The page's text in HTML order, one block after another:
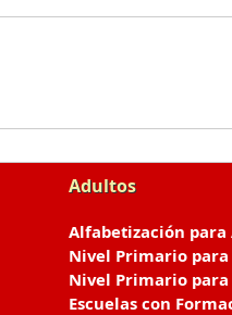
Adultos
Alfabetización para
Nivel Primario
Nivel Primario
Escuelas con